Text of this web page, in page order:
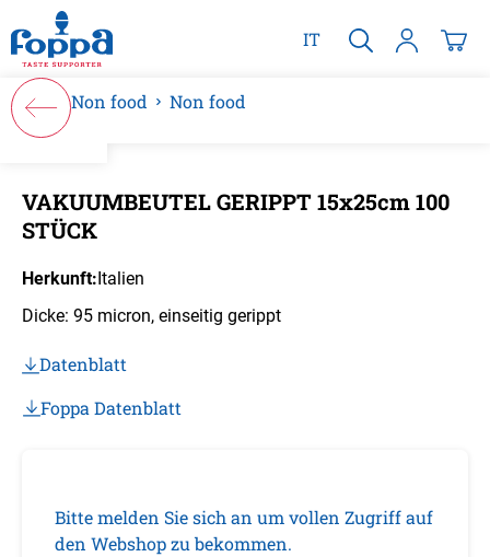
springen
IT
Non food Non food
VAKUUMBEUTEL GERIPPT 15x25cm 100
STÜCK
Herkunft:Italien
Dicke: 95 micron, einseitig gerippt
Datenblatt
Foppa Datenblatt
Bitte melden Sie sich an um vollen Zugriff auf
den Webshop zu bekommen.